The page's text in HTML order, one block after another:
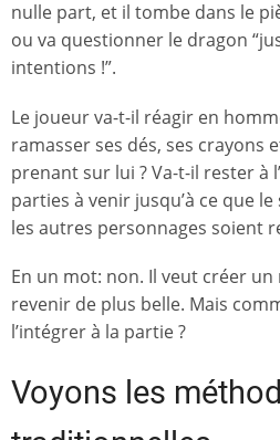
nulle part, et il tombe dans le
ou va questionner le dragon
intentions !”.
Le joueur va-t-il réagir en
ramasser ses dés, ses crayons
prenant sur lui ? Va-t-il rester à
parties à venir jusqu’à ce que
les autres personnages soient
En un mot: non. Il veut créer
revenir de plus belle. Mais
l’intégrer à la partie ?
Voyons les